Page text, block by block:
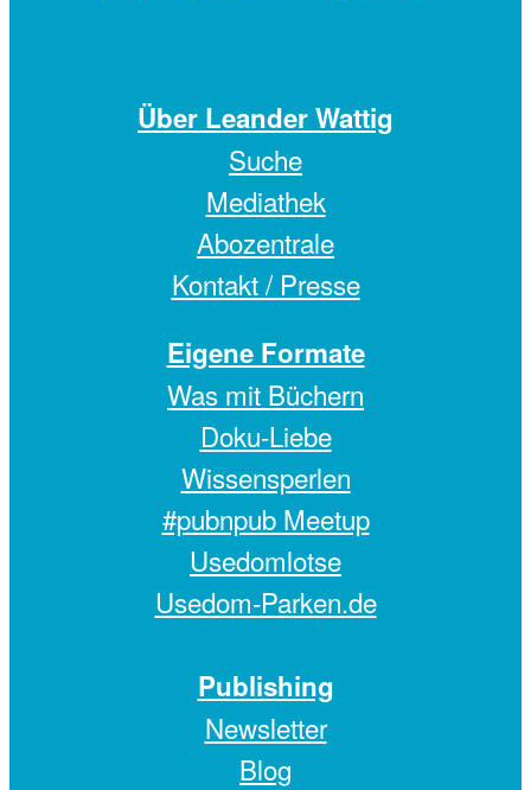
Über Leander Wattig
Suche
Mediathek
Abozentrale
Kontakt / Presse
Eigene Formate
Was mit Büchern
Doku-Liebe
Wissensperlen
#pubnpub Meetup
Usedomlotse
Usedom-Parken.de
Publishing
Newsletter
Blog